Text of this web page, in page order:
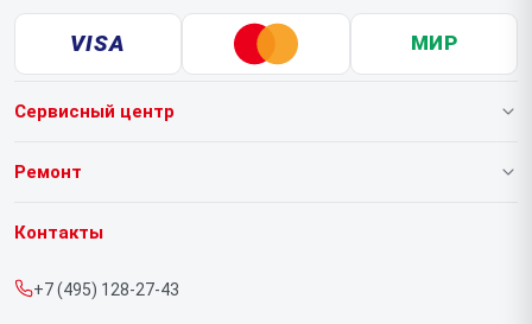
VISA МИР
Сервисный центр
О нашем сервисе
Срочный ремонт
Ремонт
Ноутбуков
Контакты
+7 (495) 128-27-43